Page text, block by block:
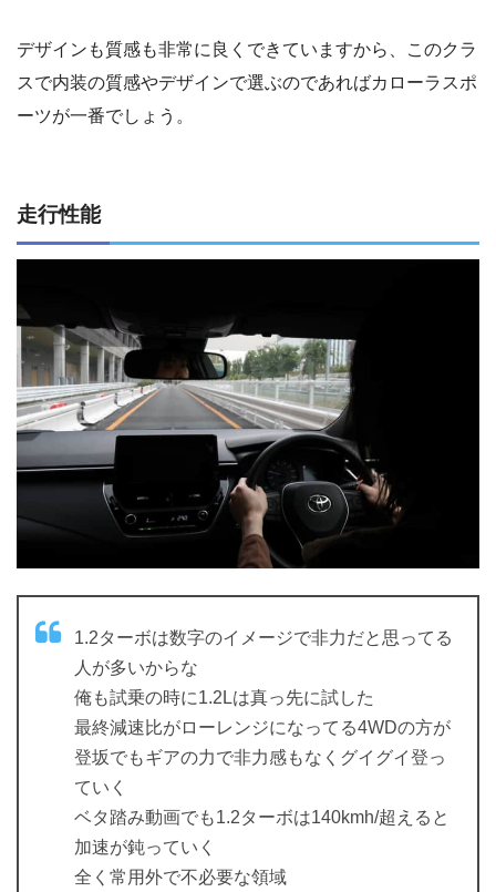
デザインも質感も非常に良くできていますから、このクラ
スで内装の質感やデザインで選ぶのであればカローラスポ
ーツが一番でしょう。
走行性能
1.2ターボは数字のイメージで非力だと思ってる
人が多いからな
俺も試乗の時に1.2Lは真っ先に試した
最終減速比がローレンジになってる4WDの方が
登坂でもギアの力で非力感もなくグイグイ登っ
ていく
ベタ踏み動画でも1.2ターボは140kmh/超えると
加速が鈍っていく
全く常用外で不必要な領域